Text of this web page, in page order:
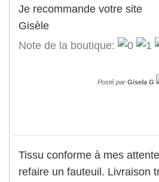
Je recommande votre site
Gisèle
Note de la boutique:
Posté par Gisela G
Tissu conforme à mes
refaire un fauteuil. Livraison